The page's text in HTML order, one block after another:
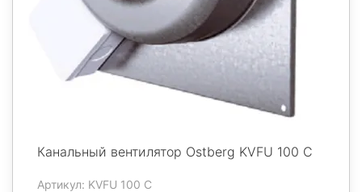
Канальный вентилятор Ostberg KVFU 100 C
Артикул: KVFU 100 C